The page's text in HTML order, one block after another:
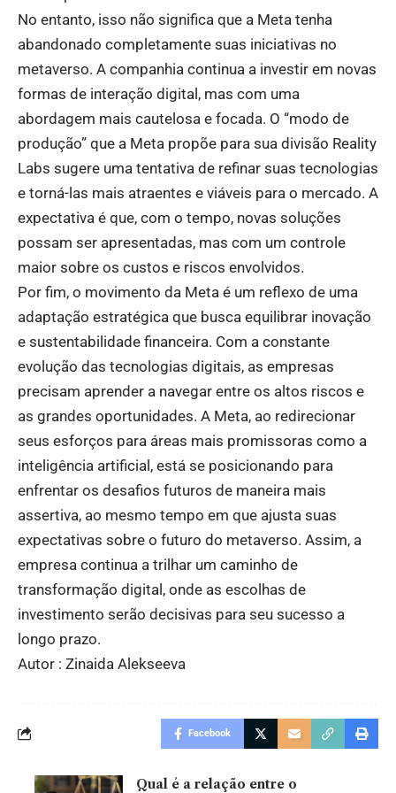
No entanto, isso não significa que a Meta tenha
abandonado completamente suas iniciativas no
metaverso. A companhia continua a investir em novas
formas de interação digital, mas com uma
abordagem mais cautelosa e focada. O “modo de
produção” que a Meta propõe para sua divisão Reality
Labs sugere uma tentativa de refinar suas tecnologias
e torná-las mais atraentes e viáveis para o mercado. A
expectativa é que, com o tempo, novas soluções
possam ser apresentadas, mas com um controle
maior sobre os custos e riscos envolvidos.
Por fim, o movimento da Meta é um reflexo de uma
adaptação estratégica que busca equilibrar inovação
e sustentabilidade financeira. Com a constante
evolução das tecnologias digitais, as empresas
precisam aprender a navegar entre os altos riscos e
as grandes oportunidades. A Meta, ao redirecionar
seus esforços para áreas mais promissoras como a
inteligência artificial, está se posicionando para
enfrentar os desafios futuros de maneira mais
assertiva, ao mesmo tempo em que ajusta suas
expectativas sobre o futuro do metaverso. Assim, a
empresa continua a trilhar um caminho de
transformação digital, onde as escolhas de
investimento serão decisivas para seu sucesso a
longo prazo.
Autor : Zinaida Alekseeva
Facebook
Qual é a relação entre o